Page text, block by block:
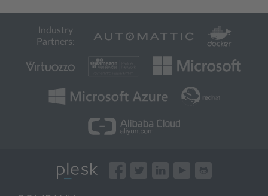
Industry
Partners: